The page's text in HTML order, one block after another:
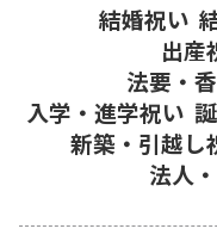
結婚祝い
出産
法要・
入学・進学祝い
新築・引越し
法人